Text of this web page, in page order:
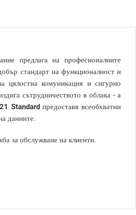
предлага на професионалните
стандарт на функционалност и
цялостна комуникация и сигурно
сътрудничеството в облака - а
Standardпредоставя всеобхватни
данните.
за обслужване на клиенти.